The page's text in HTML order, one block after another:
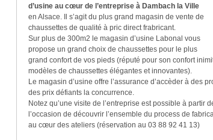
d’usine au cœur de l’entreprise à Dambach la Ville
en Alsace. Il s’agit du plus grand magasin de vente de
chaussettes de qualité à pric direct frabricant.
Sur plus de 300m2 le magasin d’usine Labonal vous
propose un grand choix de chaussettes pour le plus
grand confort de vos pieds (réputé pour son confort
modèles de chaussettes élégantes et innovantes).
Le magasin d’usine offre l’assurance d’accèder à des
des prix défiants la concurrence.
Notez qu’une visite de l’entreprise est possible à partir
l’occasion de découvrir l’ensemble du process de
au cœur des ateliers (réservation au 03 88 92 41 13)